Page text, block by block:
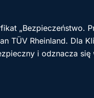
„Bezpieczeństwo.
TÜV Rheinland. Dla
i odznacza się